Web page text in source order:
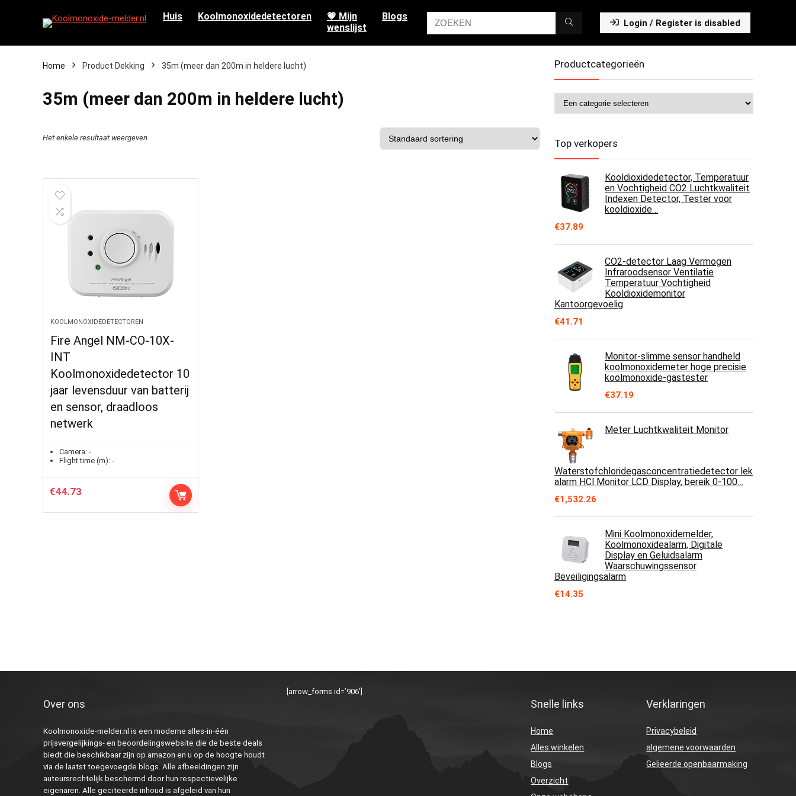
Huis Koolmonoxidedetectoren
💗 Mijn
wenslijst
Blogs
Login / Register is disabled
Home Product Dekking ‎35m (meer dan 200m in heldere lucht)
‎35m (meer dan 200m in heldere lucht)
Het enkele resultaat weergeven
KOOLMONOXIDEDETECTOREN
Fire Angel NM-CO-10X-
INT
Koolmonoxidedetector 10
jaar levensduur van batterij
en sensor, draadloos
netwerk
Camera: -
Flight time (m): -
€44.73
Productcategorieën
Top verkopers
Kooldioxidedetector, Temperatuur
en Vochtigheid CO2 Luchtkwaliteit
Indexen Detector, Tester voor
kooldioxide…
€37.89
CO2-detector Laag Vermogen
Infraroodsensor Ventilatie
Temperatuur Vochtigheid
Kooldioxidemonitor
Kantoorgevoelig
€41.71
Monitor-slimme sensor handheld
koolmonoxidemeter hoge precisie
koolmonoxide-gastester
€37.19
Meter Luchtkwaliteit Monitor
Waterstofchloridegasconcentratiedetector lek
alarm HCl Monitor LCD Display, bereik 0-100…
€1,532.26
Mini Koolmonoxidemelder,
Koolmonoxidealarm, Digitale
Display en Geluidsalarm
Waarschuwingssensor
Beveiligingsalarm
€14.35
Over ons
Koolmonoxide-melder.nl is een moderne alles-in-één
prijsvergelijkings- en beoordelingswebsite die de beste deals
biedt die beschikbaar zijn op amazon en u op de hoogte houdt
via de laatst toegevoegde blogs. Alle afbeeldingen zijn
auteursrechtelijk beschermd door hun respectievelijke
eigenaren. Alle geciteerde inhoud is afgeleid van hun
[arrow_forms id=’906′]
Snelle links
Home
Alles winkelen
Blogs
Overzicht
Verklaringen
Privacybeleid
algemene voorwaarden
Gelieerde openbaarmaking